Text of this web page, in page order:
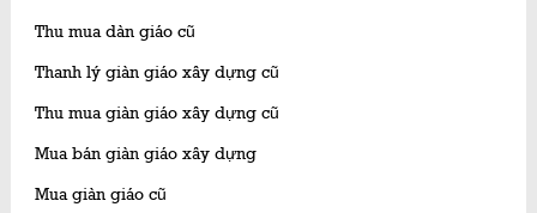
Thu mua dàn giáo cũ
Thanh lý giàn giáo xây dựng cũ
Thu mua giàn giáo xây dựng cũ
Mua bán giàn giáo xây dựng
Mua giàn giáo cũ